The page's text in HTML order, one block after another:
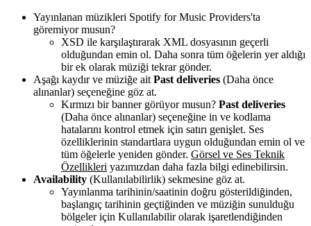
Yayınlanan müzikleri Spotify for Music Providers'ta
göremiyor musun?
XSD ile karşılaştırarak XML dosyasının geçerli
olduğundan emin ol. Daha sonra tüm öğelerin yer aldığı
bir ek olarak müziği tekrar gönder.
Aşağı kaydır ve müziğe ait Past deliveries (Daha önce
alınanlar) seçeneğine göz at.
Kırmızı bir banner görüyor musun? Past deliveries
(Daha önce alınanlar) seçeneğine in ve kodlama
hatalarını kontrol etmek için satırı genişlet. Ses
özelliklerinin standartlara uygun olduğundan emin ol ve
tüm öğelerle yeniden gönder. Görsel ve Ses Teknik
Özellikleri yazımızdan daha fazla bilgi edinebilirsin.
Availability (Kullanılabilirlik) sekmesine göz at.
Yayınlanma tarihinin/saatinin doğru gösterildiğinden,
başlangıç tarihinin geçtiğinden ve müziğin sunulduğu
bölgeler için Kullanılabilir olarak işaretlendiğinden